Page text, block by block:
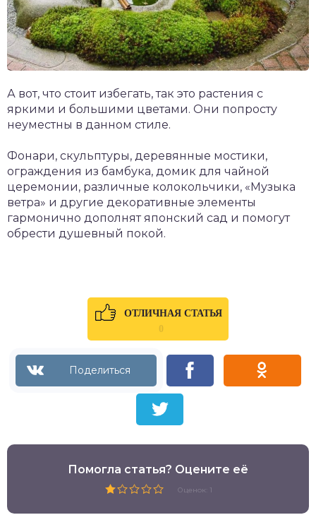
А вот, что стоит избегать, так это растения с
яркими и большими цветами. Они попросту
неуместны в данном стиле.
Фонари, скульптуры, деревянные мостики,
ограждения из бамбука, домик для чайной
церемонии, различные колокольчики, «Музыка
ветра» и другие декоративные элементы
гармонично дополнят японский сад и помогут
обрести душевный покой.
ОТЛИЧНАЯ СТАТЬЯ
0
Помогла статья? Оцените её
Оценок: 1